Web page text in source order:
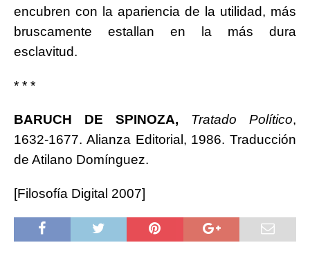
encubren con la apariencia de la utilidad, más
bruscamente estallan en la más dura
esclavitud.
* * *
BARUCH DE SPINOZA, Tratado Político,
1632-1677. Alianza Editorial, 1986. Traducción
de Atilano Domínguez.
[Filosofía Digital 2007]